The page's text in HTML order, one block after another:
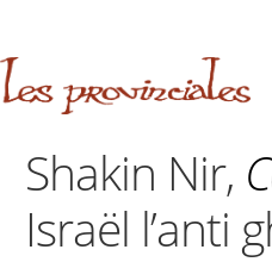
Aller
à
navigation
Aller
au
Shakin Nir,
Israël l’anti